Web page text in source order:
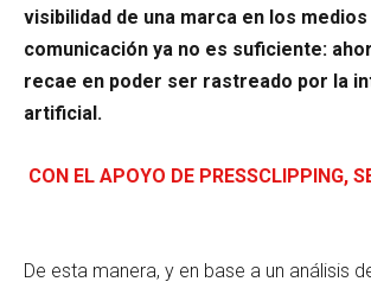
visibilidad de una marca en los medios
comunicación ya no es suficiente:
recae en poder ser rastreado por la
artificial.
CON EL APOYO DE PRESSCLIPPING,
De esta manera, y en base a un análisis